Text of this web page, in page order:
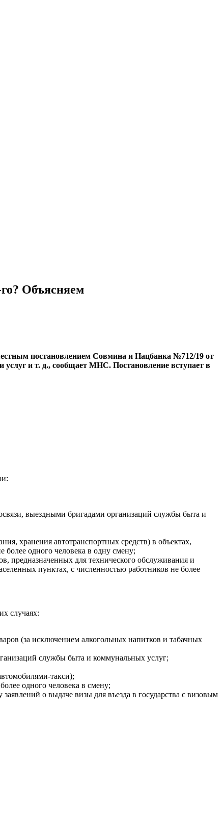
Объясняем
постановлением Совмина и Нацбанка №712/19 от
и т. д., сообщает МНС. Постановление вступает в
выездными бригадами организаций службы быта и
хранения автотранспортных средств) в объектах,
одного человека в одну смену;
предназначенных для технического обслуживания и
пунктах, с численностью работников не более
случаях:
(за исключением алкогольных напитков и табачных
службы быта и коммунальных услуг;
такси);
одного человека в смену;
о выдаче визы для въезда в государства с визовым